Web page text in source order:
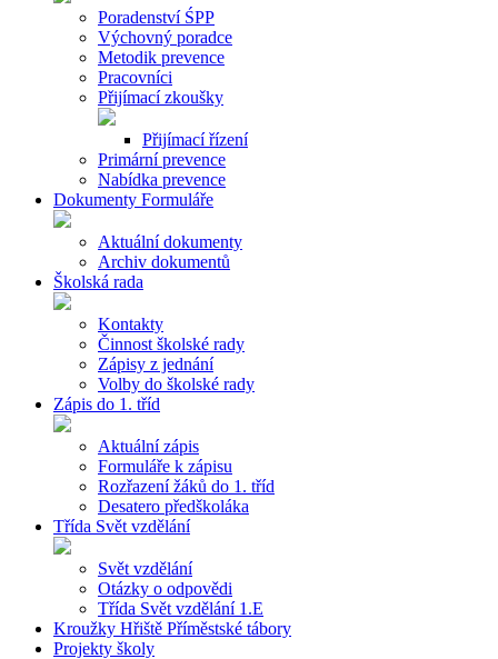
Poradenství ŚPP
Výchovný poradce
Metodik prevence
Pracovníci
Přijímací zkoušky
Přijímací řízení
Primární prevence
Nabídka prevence
Dokumenty Formuláře
Aktuální dokumenty
Archiv dokumentů
Školská rada
Kontakty
Činnost školské rady
Zápisy z jednání
Volby do školské rady
Zápis do 1. tříd
Aktuální zápis
Formuláře k zápisu
Rozřazení žáků do 1. tříd
Desatero předškoláka
Třída Svět vzdělání
Svět vzdělání
Otázky o odpovědi
Třída Svět vzdělání 1.E
Kroužky Hřiště Příměstské tábory
Projekty školy